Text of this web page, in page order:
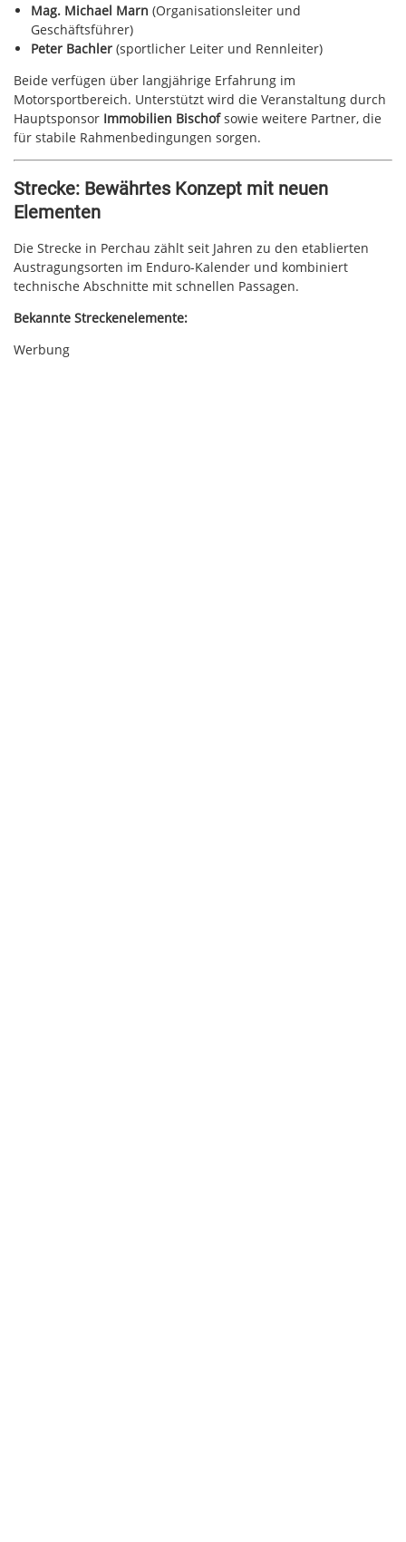
Mag. Michael Marn (Organisationsleiter und
Geschäftsführer)
Peter Bachler (sportlicher Leiter und Rennleiter)
Beide verfügen über langjährige Erfahrung im
Motorsportbereich. Unterstützt wird die Veranstaltung durch
Hauptsponsor Immobilien Bischofsowie weitere Partner, die
für stabile Rahmenbedingungen sorgen.
Strecke: Bewährtes Konzept mit neuen
Elementen
Die Strecke in Perchau zählt seit Jahren zu den etablierten
Austragungsorten im Enduro-Kalender und kombiniert
technische Abschnitte mit schnellen Passagen.
Bekannte Streckenelemente:
Werbung